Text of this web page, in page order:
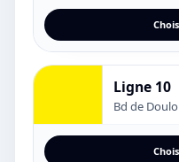
Ligne 10
Bd de